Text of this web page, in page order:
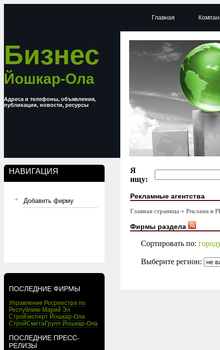
Бизнес
Йошкар-Ола
Адреса и телефоны, объявления,
публикации, новости, ресурсы
НАВИГАЦИЯ
Добавить фирму
ПОСЛЕДНИЕ ФИРМЫ
Управление Росреестра по
Республике Марий Эл
Стройэксперт Йошкар-Ола
СтройСметаГрупп Йошкар-Ола
ПОСЛЕДНИЕ ПРЕСС-
РЕЛИЗЫ
Главная
Я
ищу:
Рекламные агентства
Главная страница Реклама и
Фирмы раздела
Сортировать по:
Выберите регион: